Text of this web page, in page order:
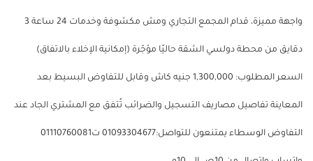
واجهة مميزة، قدام المجمع التجاري ومش مكشوفة وخدمات 24 ساعة 3
دقايق من محطة دولسي الشقة حاليًا مؤجّرة (إمكانية الإخلاء بالاتفاق)
السعر المطلوب: 1,300,000 جنيه كاش وقابل للتفاوض البسيط بعد
المعاينة تفاصيل مصاريف التسجيل والضرائب تُتفق مع المشتري الجاد عند
التفاوض الوسطاء يمتنعون للتواصل:01093304677 ت01110760081